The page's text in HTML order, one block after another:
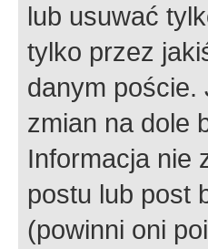
lub usuwać
tylko przez
danym poście.
zmian na dole
Informacja nie
postu lub post
(powinni oni